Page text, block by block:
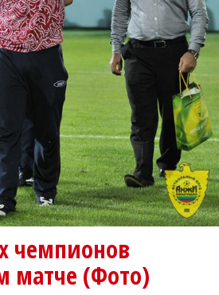
чемпионов
матче (Фото)